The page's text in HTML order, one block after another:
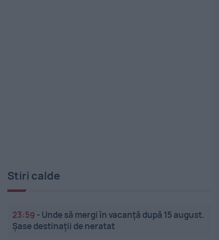
Stiri calde
23:59 - Unde să mergi în vacanță după 15 august.
Șase destinații de neratat